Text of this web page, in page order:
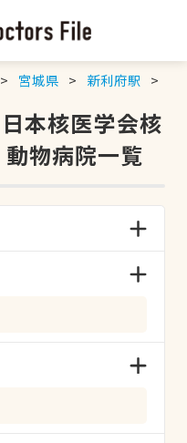
宮城県 新利府駅
本核医学会核
物病院一覧